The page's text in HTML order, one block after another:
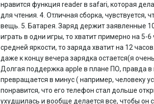
нравится функция reader в safari, которая
для чтения. 4. Отличная сборка, чувствуется,
вещь. 5. Батарея. Заряд держит заявленные
играть в одни игры, то хватит примерно на 5-
средней яркости, то заряда хватит на 12
даже к концу вечера зарядка остается(я
Долгая поддержка apple в плане ПО, правда в
превращается в минус ( например, человеку
понравится, что его телефон стал дольше
ухудшилась и вообще делается все, чтобы он